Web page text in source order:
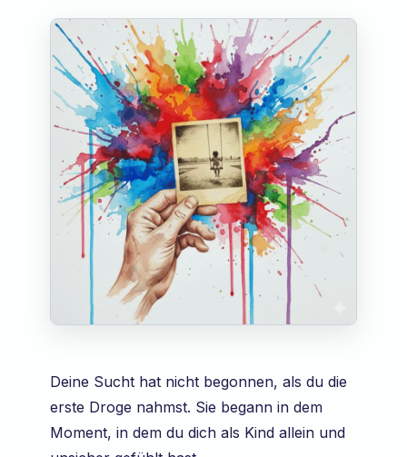
Deine Sucht hat nicht begonnen, als du die
erste Droge nahmst. Sie begann in dem
Moment, in dem du dich als Kind allein und